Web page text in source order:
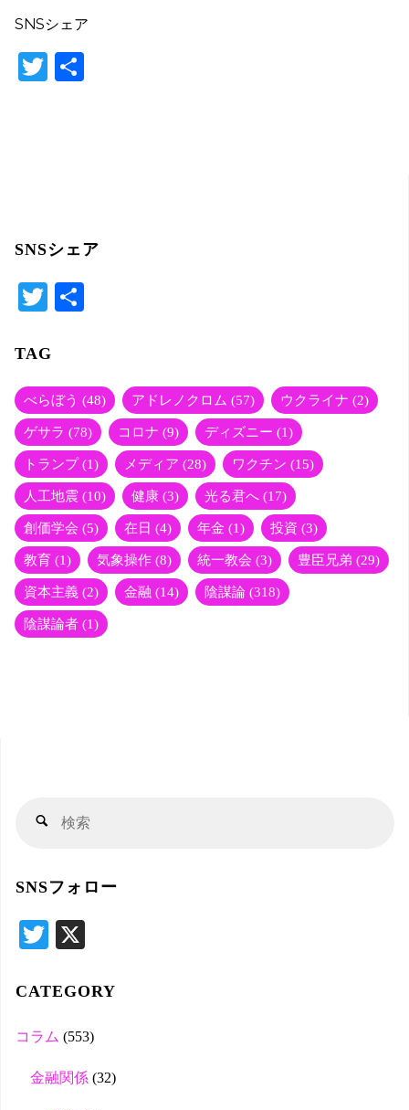
SNSシェア
T
SNSシェア
T
tte
r
TAG
べらぼう (48) アドレノクロム (57) ウクライナ (2)
ゲサラ (78) コロナ (9) ディズニー (1)
トランプ(1) メディア (28) ワクチン (15)
人工地震 (10) 健康 (3) 光る君へ (17)
創価学会 (5) 在日 (4) 年金 (1) 投資 (3)
教育 (1) 気象操作 (8) 統一教会 (3) 豊臣兄弟 (29)
資本主義 (2) 金融 (14) 陰謀論 (318)
陰謀論者 (1)
検
SNSフォロー
T
tte
CATEGORY
コラム (553)
金融関係 (32)